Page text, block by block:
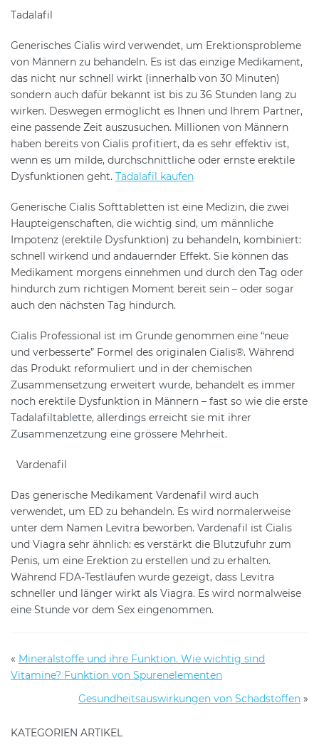
Tadalafil
Generisches Cialis wird verwendet, um Erektionsprobleme
von Männern zu behandeln. Es ist das einzige Medikament,
das nicht nur schnell wirkt (innerhalb von 30 Minuten)
sondern auch dafür bekannt ist bis zu 36 Stunden lang zu
wirken. Deswegen ermöglicht es Ihnen und Ihrem Partner,
eine passende Zeit auszusuchen. Millionen von Männern
haben bereits von Cialis profitiert, da es sehr effektiv ist,
wenn es um milde, durchschnittliche oder ernste erektile
Dysfunktionen geht. Tadalafil kaufen
Generische Cialis Softtabletten ist eine Medizin, die zwei
Haupteigenschaften, die wichtig sind, um männliche
Impotenz (erektile Dysfunktion) zu behandeln, kombiniert:
schnell wirkend und andauernder Effekt. Sie können das
Medikament morgens einnehmen und durch den Tag oder
hindurch zum richtigen Moment bereit sein – oder sogar
auch den nächsten Tag hindurch.
Cialis Professional ist im Grunde genommen eine “neue
und verbesserte” Formel des originalen Cialis®. Während
das Produkt reformuliert und in der chemischen
Zusammensetzung erweitert wurde, behandelt es immer
noch erektile Dysfunktion in Männern – fast so wie die erste
Tadalafiltablette, allerdings erreicht sie mit ihrer
Zusammenzetzung eine grössere Mehrheit.
Vardenafil
Das generische Medikament Vardenafil wird auch
verwendet, um ED zu behandeln. Es wird normalerweise
unter dem Namen Levitra beworben. Vardenafil ist Cialis
und Viagra sehr ähnlich: es verstärkt die Blutzufuhr zum
Penis, um eine Erektion zu erstellen und zu erhalten.
Während FDA-Testläufen wurde gezeigt, dass Levitra
schneller und länger wirkt als Viagra. Es wird normalweise
eine Stunde vor dem Sex eingenommen.
« Mineralstoffe und ihre Funktion. Wie wichtig sind
Vitamine? Funktion von Spurenelementen
Gesundheitsauswirkungen von Schadstoffen »
KATEGORIEN ARTIKEL